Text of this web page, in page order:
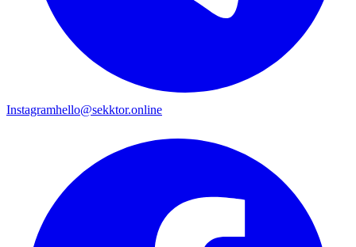
Instagramhello@sekktor.online